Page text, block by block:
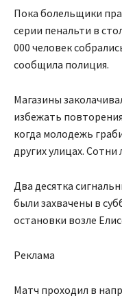
Пока болельщики
серии пенальти в
000 человек
сообщила полиция.
Магазины
избежать
когда молодежь
других улицах.
Два десятка
были захвачены в
остановки возле
Реклама
Матч проходил в